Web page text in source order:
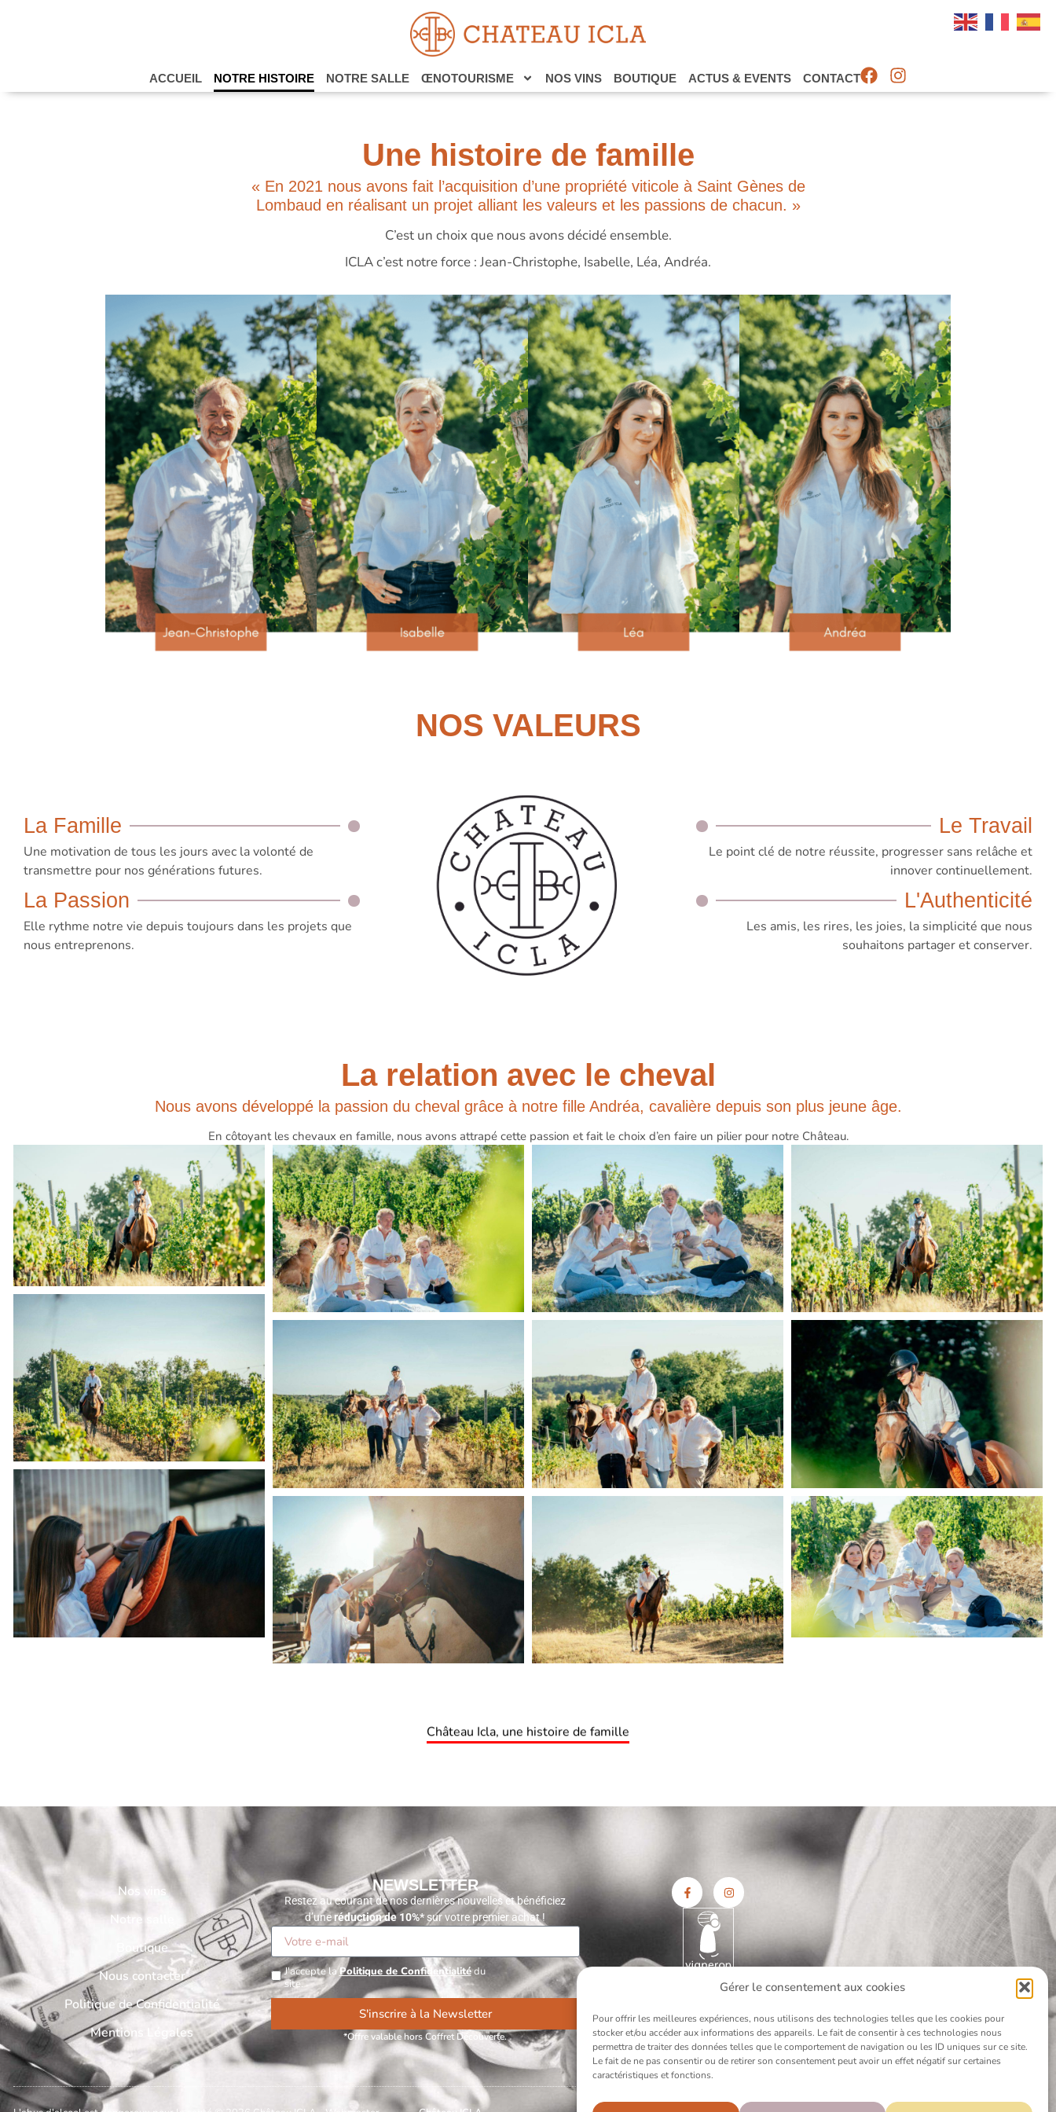
Gérer le consentement aux cookies
Pour offrir les meilleures expériences, nous utilisons des technologies telles que les cookies pour
stocker et/ou accéder aux informations des appareils. Le fait de consentir à ces technologies nous
permettra de traiter des données telles que le comportement de navigation ou les ID uniques sur ce site.
Le fait de ne pas consentir ou de retirer son consentement peut avoir un effet négatif sur certaines
caractéristiques et fonctions.
ACCUEIL NOTRE HISTOIRE NOTRE SALLE ŒNOTOURISME NOS VINS BOUTIQUE ACTUS & EVENTS CONTACT
Une histoire de famille
« En 2021 nous avons fait l’acquisition d’une propriété viticole à Saint Gènes de
Lombaud en réalisant un projet alliant les valeurs et les passions de chacun. »
C’est un choix que nous avons décidé ensemble.
ICLA c’est notre force : Jean-Christophe, Isabelle, Léa, Andréa.
NOS VALEURS
La Famille
Une motivation de tous les jours avec la volonté de
transmettre pour nos générations futures.
La Passion
Elle rythme notre vie depuis toujours dans les projets que
nous entreprenons.
Le Travail
Le point clé de notre réussite, progresser sans relâche et
innover continuellement.
L'Authenticité
Les amis, les rires, les joies, la simplicité que nous
souhaitons partager et conserver.
La relation avec le cheval
Nous avons développé la passion du cheval grâce à notre fille Andréa, cavalière depuis son plus jeune âge.
En côtoyant les chevaux en famille, nous avons attrapé cette passion et fait le choix d’en faire un pilier pour notre Château.
Château Icla, une histoire de famille
Nos vins
Notre salle
Boutique
Nous contacter
Politique de Confidentialité
Mentions Légales
NEWSLETTER
Restez au courant de nos dernières nouvelles et bénéficiez
d’uneréduction de 10%* sur votre premier achat !
J'accepte laPolitique de Confidentialitédu
site.
S'inscrire à la Newsletter
Alternative: *Offre valable hors Coffret Découverte.